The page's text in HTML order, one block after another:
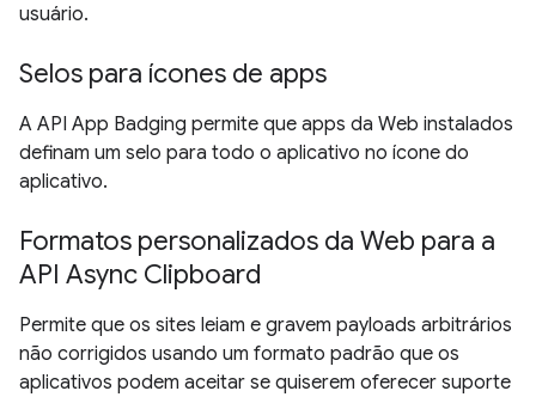
usuário.
Selos para ícones de apps
A API App Badging permite que apps da Web instalados
definam um selo para todo o aplicativo no ícone do
aplicativo.
Formatos personalizados da Web para a
API Async Clipboard
Permite que os sites leiam e gravem payloads arbitrários
não corrigidos usando um formato padrão que os
aplicativos podem aceitar se quiserem oferecer suporte